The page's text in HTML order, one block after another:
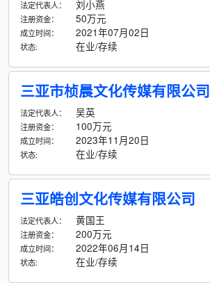
法定代表人： 刘小燕
注册资金： 50万元
成立时间： 2021年07月02日
状态: 在业/存续
三亚市桢晨文化传媒有限公司
法定代表人： 吴英
注册资金： 100万元
成立时间： 2023年11月20日
状态: 在业/存续
三亚皓创文化传媒有限公司
法定代表人： 黄国王
注册资金： 200万元
成立时间： 2022年06月14日
状态: 在业/存续